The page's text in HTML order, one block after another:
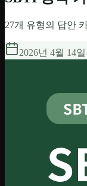
27개 유형의 답안
2026년 4월 14일